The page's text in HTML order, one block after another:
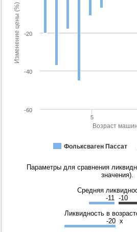
Возраст
Изменение цены (%)
Фольксваген Пассат
5
-40
-20
-60
Параметры для сравнения
значения).
Средняя
-11 -10
Ликвидность в
-20 x